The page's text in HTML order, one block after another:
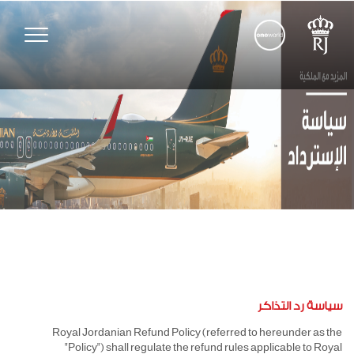
Toggle
سياسة رد التذاكر
Royal Jordanian Refund Policy (referred to hereunder as the
"Policy") shall regulate the refund rules applicable to Royal